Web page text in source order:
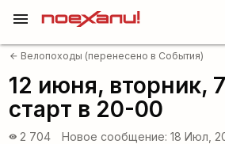
menu
arrow_back Велопоходы (перенесено в События)
12 июня, вторник,
старт в 20-00
visibility 2 704 Новое сообщение: 18 Июл,